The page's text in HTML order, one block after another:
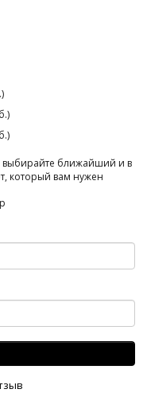
выбирайте ближайший и в
который вам нужен